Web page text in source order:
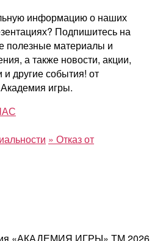
информацию о наших
Подпишитесь на
полезные материалы и
а также новости, акции,
другие события! от
игры.
» Отказ от